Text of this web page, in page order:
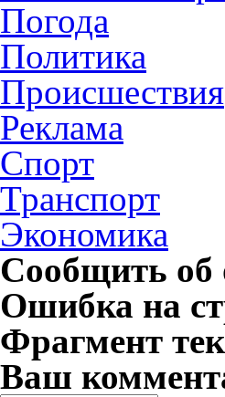
Погода
Политика
Происшествия
Реклама
Спорт
Транспорт
Экономика
Сообщить об
Ошибка на
Фрагмент
Ваш